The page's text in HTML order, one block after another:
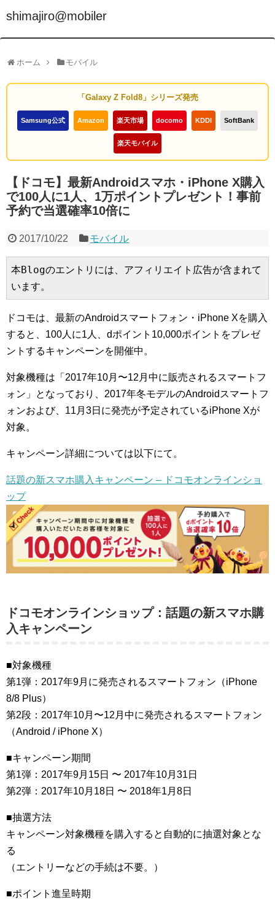
shimajiro@mobiler
ホーム モバイル
「Galaxy Z Fold8」シリーズ発売
Samsung公式 Amazon 楽天市場 docomo KDDI SoftBank
楽天モバイル
【ドコモ】最新Androidスマホ・iPhone X購入
で100人に1人、1万ポイントプレゼント！事前
予約で当選確率10倍に
2017/10/22 モバイル
本Blogのエントリには、アフィリエイト広告が含まれて
います。
ドコモは、最新のAndroidスマートフォン・iPhone Xを購入
すると、100人に1人、dポイント10,000ポイントをプレゼ
ントするキャンペーンを開催中。
対象機種は「2017年10月〜12月中に販売されるスマートフ
ォン」となっており、2017年冬モデルのAndroidスマートフ
ォンおよび、11月3日に発売が予定されているiPhone Xが
対象。
キャンペーン詳細については以下にて。
話題の新スマホ購入キャンペーン – ドコモオンラインショ
ップ
ドコモオンラインショップ：話題の新スマホ購
入キャンペーン
■対象機種
第1弾：2017年9月に発売されるスマートフォン（iPhone
8/8 Plus）
第2段：2017年10月〜12月中に発売されるスマートフォン
（Android / iPhone X）
■キャンペーン期間
第1弾：2017年9月15日 〜 2017年10月31日
第2弾：2017年10月18日 〜 2018年1月8日
■抽選方法
キャンペーン対象機種を購入すると自動的に抽選対象とな
る
（エントリーなどの手続は不要。）
■ポイント進呈時期